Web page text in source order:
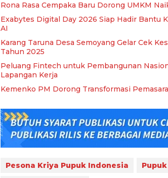
Rona Rasa Cempaka Baru Dorong UMKM
Exabytes Digital Day 2026 Siap Hadir Bantu
AI
Karang Taruna Desa Semoyang Gelar Cek
Tahun 2025
Peluang Fintech untuk Pembangunan
Lapangan Kerja
Kemenko PM Dorong Transformasi
Pesona Kriya Pupuk Indonesia